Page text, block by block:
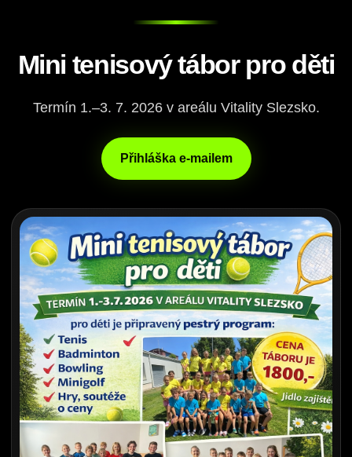
Mini tenisový tábor pro děti
Termín 1.–3. 7. 2026 v areálu Vitality Slezsko.
Přihláška e-mailem